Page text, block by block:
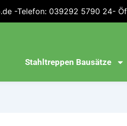
-Telefon: 039292 5790 24-
Stahltreppen Bausätze